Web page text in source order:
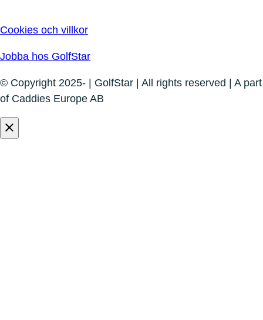
Cookies och villkor
Jobba hos GolfStar
© Copyright 2025- | GolfStar | All rights reserved | A part
of Caddies Europe AB